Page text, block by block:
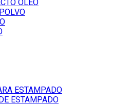
ÓLEO
ESTAMPADO
ESTAMPADO